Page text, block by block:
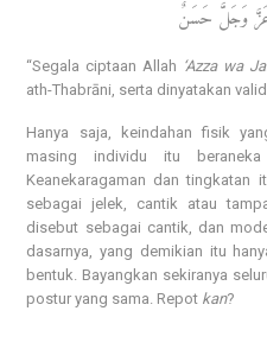
وَجَلَّ حَسَنٌ
“Segala ciptaan Allah ‘Azza wa
ath-Thabrāni, serta dinyatakan
Hanya saja, keindahan fisik
masing individu itu
Keanekaragaman dan tingkatan
sebagai jelek, cantik atau
disebut sebagai cantik, dan
dasarnya, yang demikian itu
bentuk. Bayangkan sekiranya
postur yang sama. Repot kan?